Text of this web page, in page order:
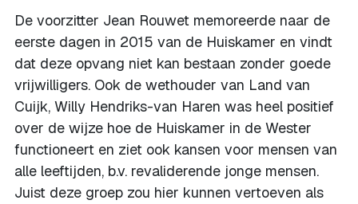
De voorzitter Jean Rouwet memoreerde naar de
eerste dagen in 2015 van de Huiskamer en vindt
dat deze opvang niet kan bestaan zonder goede
vrijwilligers. Ook de wethouder van Land van
Cuijk, Willy Hendriks-van Haren was heel positief
over de wijze hoe de Huiskamer in de Wester
functioneert en ziet ook kansen voor mensen van
alle leeftijden, b.v. revaliderende jonge mensen.
Juist deze groep zou hier kunnen vertoeven als